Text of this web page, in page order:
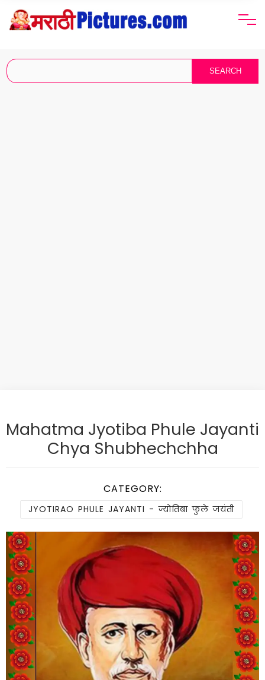
Mahatma Jyotiba Phule Jayanti
Chya Shubhechchha
CATEGORY:
JYOTIRAO PHULE JAYANTI - ज्योतिबा फुले जयंती